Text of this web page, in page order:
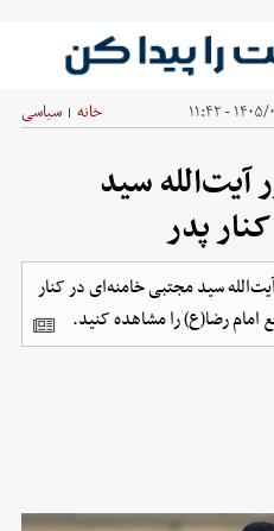
- ۱۱:۴۲ خانه | سیاسی
سید
پدر
سید مجتبی خامنه‌ای در کنار
رضا(ع) را مشاهده کنید.